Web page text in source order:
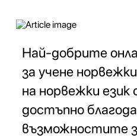
Най-добрите
за учене
на норвежки език
достъпно
възможностите